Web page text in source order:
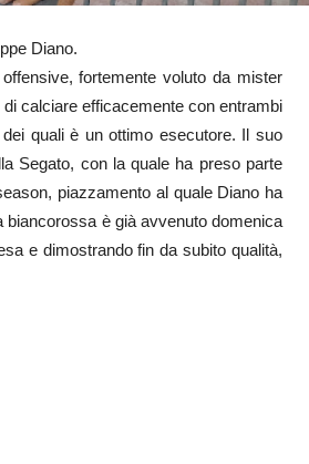
Diano.
fortemente voluto da mister
calciare efficacemente con entrambi
quali è un ottimo esecutore. Il suo
Segato, con la quale ha preso parte
piazzamento al quale Diano ha
biancorossa è già avvenuto domenica
e dimostrando fin da subito qualità,